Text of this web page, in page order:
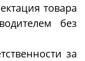
товара
без
за